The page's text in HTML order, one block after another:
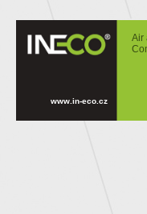
Kryt na mobilný telefón
Air
www.in-eco.cz